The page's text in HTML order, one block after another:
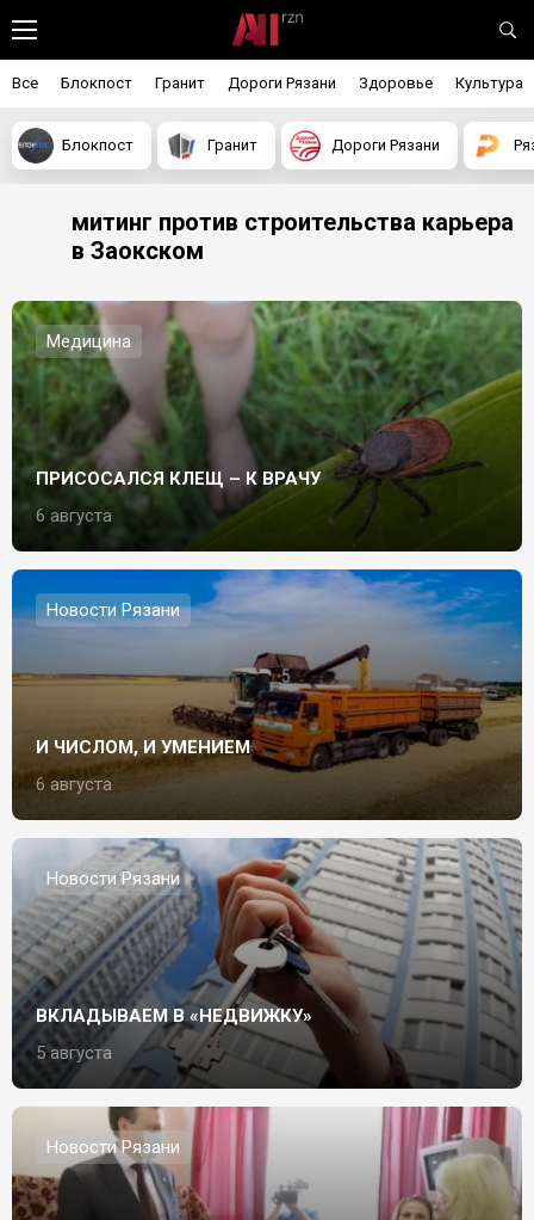
Все Блокпост Гранит Дороги Рязани Здоровье Культура
Блокпост Гранит Дороги Рязани
митинг против строительства карьера
в Заокском
Медицина
ПРИСОСАЛСЯ КЛЕЩ – К ВРАЧУ
6 августа
Новости Рязани
И ЧИСЛОМ, И УМЕНИЕМ
6 августа
Новости Рязани
ВКЛАДЫВАЕМ В «НЕДВИЖКУ»
5 августа
Новости Рязани